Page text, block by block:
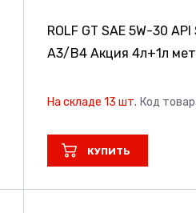
ROLF GT SAE 5W-30
A3/B4 Акция 4л+1л
На складе 13 шт. Код
КУПИТЬ